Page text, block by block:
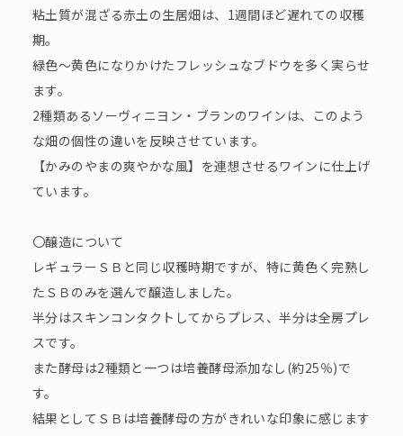
粘土質が混ざる赤土の生居畑は、1週間ほど遅れての収穫
期。
緑色～黄色になりかけたフレッシュなブドウを多く実らせ
ます。
2種類あるソーヴィニヨン・ブランのワインは、このよう
な畑の個性の違いを反映させています。
【かみのやまの爽やかな風】を連想させるワインに仕上げ
ています。
〇醸造について
レギュラーＳＢと同じ収穫時期ですが、特に黄色く完熟し
たＳＢのみを選んで醸造しました。
半分はスキンコンタクトしてからプレス、半分は全房プレ
スです。
また酵母は2種類と一つは培養酵母添加なし(約25％)で
す。
結果としてＳＢは培養酵母の方がきれいな印象に感じます